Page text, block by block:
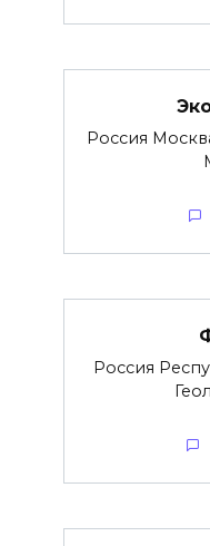
Россия
Россия